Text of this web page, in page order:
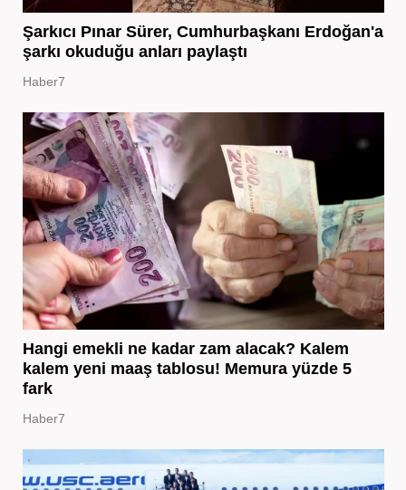
Şarkıcı Pınar Sürer, Cumhurbaşkanı Erdoğan'a
şarkı okuduğu anları paylaştı
Haber7
Hangi emekli ne kadar zam alacak? Kalem
kalem yeni maaş tablosu! Memura yüzde 5
fark
Haber7